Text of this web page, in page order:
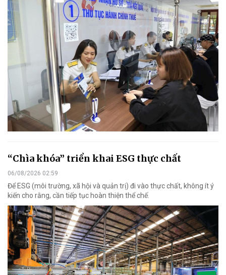
“Chìa khóa” triển khai ESG thực chất
06/08/2026 02:59
Để ESG (môi trường, xã hội và quản trị) đi vào thực chất, không ít ý
kiến cho rằng, cần tiếp tục hoàn thiện thể chế.